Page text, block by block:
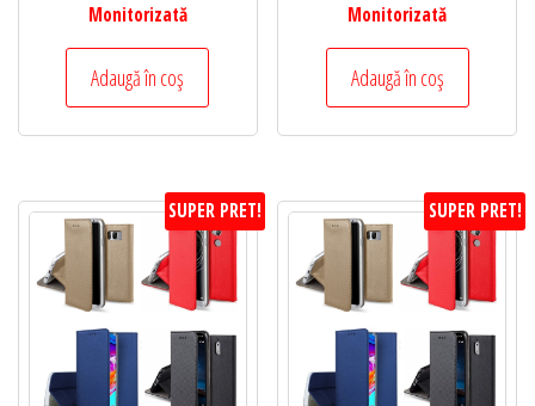
Monitorizată
Adaugă în coș
Monitorizată
Adaugă în coș
SUPER PRET! SUPER PRET!